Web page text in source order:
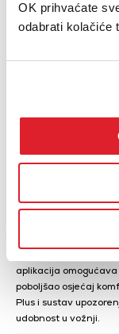
OK prihvaćate
odabrati kolačiće
ID. Buzz GTX nudi
2.469 litara. Čak i
povećava
GTX modeli
koje uključuju novi
aplikacija
poboljšao osjećaj
Plus i sustav
udobnost u vožnji.